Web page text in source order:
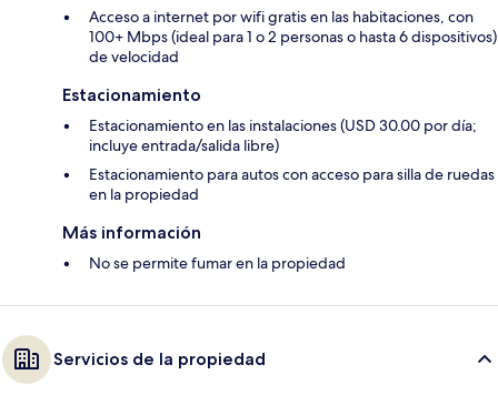
Acceso a internet por wifi gratis en las habitaciones, con
100+ Mbps (ideal para 1 o 2 personas o hasta 6 dispositivos)
de velocidad
Estacionamiento
Estacionamiento en las instalaciones (USD 30.00 por día;
incluye entrada/salida libre)
Estacionamiento para autos con acceso para silla de ruedas
en la propiedad
Más información
No se permite fumar en la propiedad
Servicios de la propiedad